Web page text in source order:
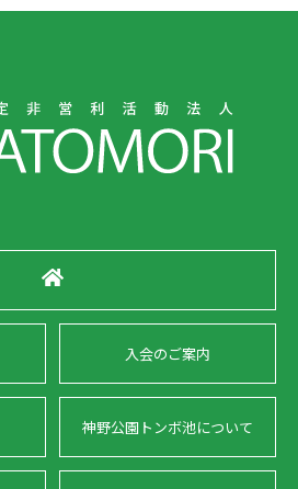
入会のご案内
神野公園トンボ池について